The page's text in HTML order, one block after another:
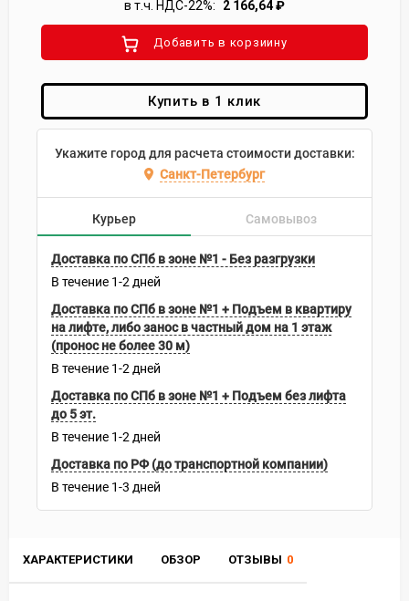
ХАРАКТЕРИСТИКИ ОБЗОР ОТЗЫВЫ 0
в т.ч. НДС-22%:
2 166,64₽
Добавить в корзиину
Купить в 1 клик
Укажите город для расчета стоимости доставки:
Санкт-Петербург
Курьер Самовывоз
Доставка по СПб в зоне №1 - Без разгрузки
В течение 1-2 дней
Доставка по СПб в зоне №1 + Подъем в квартиру
на лифте, либо занос в частный дом на 1 этаж
(пронос не более 30 м)
В течение 1-2 дней
Доставка по СПб в зоне №1 + Подъем без лифта
до 5 эт.
В течение 1-2 дней
Доставка по РФ (до транспортной компании)
В течение 1-3 дней